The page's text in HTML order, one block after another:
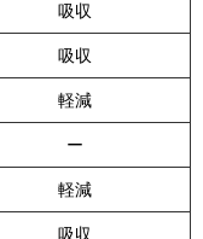
吸収
吸収
軽減
ー
軽減
吸収